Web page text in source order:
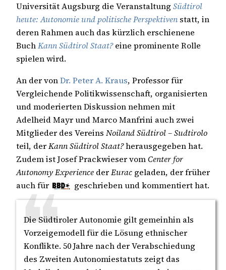
Universität Augsburg die Veranstaltung Südtirol
heute: Autonomie und politische Perspektiven statt, in
deren Rahmen auch das kürzlich erschienene
BuchKann Südtirol Staat?eine prominente Rolle
spielen wird.
An der vonDr. Peter A. Kraus, Professor für
Vergleichende Politikwissenschaft, organisierten
und moderierten Diskussion nehmen mit
Adelheid Mayr und Marco Manfrini auch zwei
Mitglieder des Vereins Noiland Südtirol – Sudtirolo
teil, derKann Südtirol Staat?herausgegeben hat.
Zudem ist Josef Prackwieser vomCenter for
Autonomy Experience derEurac geladen, der früher
auch für
geschrieben und kommentiert hat.
Die Südtiroler Autonomie gilt gemeinhin als
Vorzeigemodell für die Lösung ethnischer
Konﬂikte. 50 Jahre nach der Verabschiedung
des Zweiten Autonomiestatuts zeigt das